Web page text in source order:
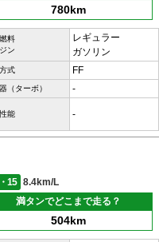
780km
料
ン
レギュラー
ガソリン
式 FF
（ターボ） -
能 -
15
8.4km/L
満タンでどこまで走る？
504km